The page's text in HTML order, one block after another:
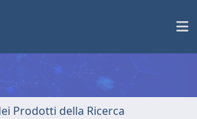
Prodotti della Ricerca